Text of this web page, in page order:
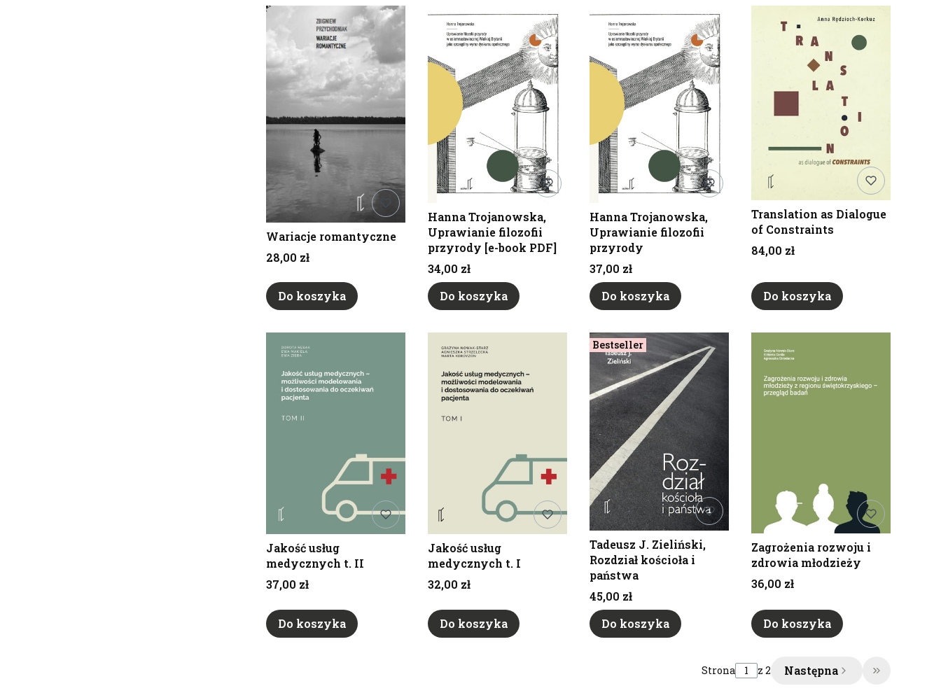
Wariacje romantyczne
Cena
28,00 zł
Do koszyka
Hanna Trojanowska,
Uprawianie filozofii
przyrody [e-book PDF]
Cena
34,00 zł
Do koszyka
Hanna Trojanowska,
Uprawianie filozofii
przyrody
Cena
37,00 zł
Do koszyka
Translation as Dialogue
of Constraints
Cena
84,00 zł
Do koszyka
Jakość usług
medycznych t. II
Cena
37,00 zł
Do koszyka
Jakość usług
medycznych t. I
Cena
32,00 zł
Do koszyka
Bestseller
Tadeusz J. Zieliński,
Rozdział kościoła i
państwa
Cena
45,00 zł
Do koszyka
Zagrożenia rozwoju i
zdrowia młodzieży
Cena
36,00 zł
Do koszyka
Strona z 2 Następna Przejdź